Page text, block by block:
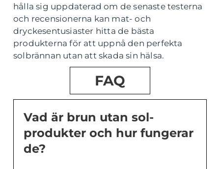
hålla sig uppdaterad om de senaste testerna
och recensionerna kan mat- och
dryckesentusiaster hitta de bästa
produkterna för att uppnå den perfekta
solbrännan utan att skada sin hälsa.
FAQ
Vad är brun utan sol-
produkter och hur fungerar
de?